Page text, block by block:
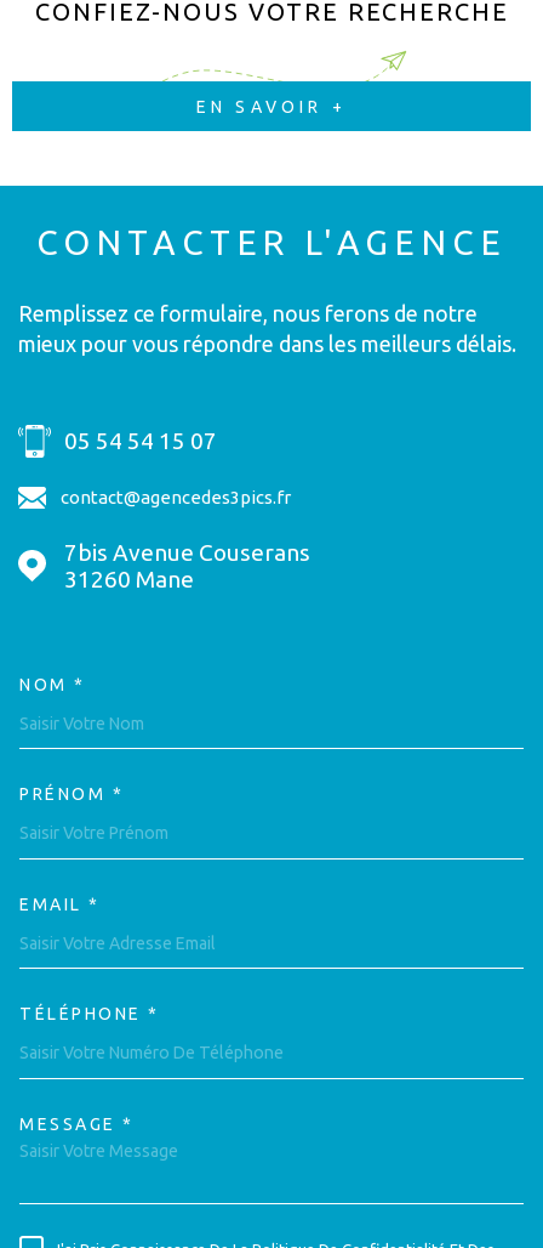
CONFIEZ-NOUS VOTRE RECHERCHE
EN SAVOIR +
CONTACTER L'AGENCE
Remplissez ce formulaire, nous ferons de notre
mieux pour vous répondre dans les meilleurs délais.
05 54 54 15 07
contact@agencedes3pics.fr
7bis Avenue Couserans
31260
Mane
NOM *
PRÉNOM *
EMAIL *
TÉLÉPHONE *
MESSAGE *